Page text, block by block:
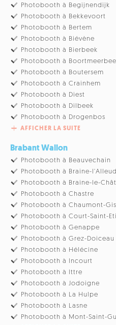
Photobooth à Begijnendijk
Photobooth à Bekkevoort
Photobooth à Bertem
Photobooth à Biévène
Photobooth à Bierbeek
Photobooth à
Photobooth à Boutersem
Photobooth à Crainhem
Photobooth à Diest
Photobooth à Dilbeek
Photobooth à Drogenbos
AFFICHER LA SUITE
Brabant Wallon
Photobooth à Beauvechain
Photobooth à Braine-l'Alleud
Photobooth à Braine-le-
Photobooth à Chastre
Photobooth à Chaumont-
Photobooth à Court-Saint-
Photobooth à Genappe
Photobooth à Grez-Doiceau
Photobooth à Hélécine
Photobooth à Incourt
Photobooth à Ittre
Photobooth à Jodoigne
Photobooth à La Hulpe
Photobooth à Lasne
Photobooth à Mont-Saint-